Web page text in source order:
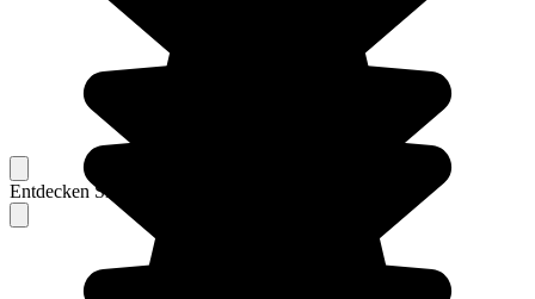
Entdecken Sie Berichte unserer erfahrenen Reisenden